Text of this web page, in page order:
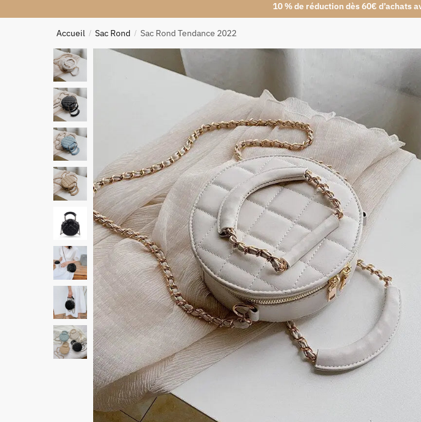
10 % de réduction dès 60€ d’achats
Accueil / Sac Rond / Sac Rond Tendance 2022